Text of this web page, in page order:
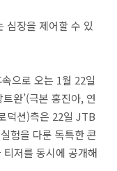
심장을 제어할 수 있
으로 오는 1월 22일
완’(극본 홍진아, 연
덕션)측은 22일 JTB
험을 다룬 독특한 콘
저를 동시에 공개해